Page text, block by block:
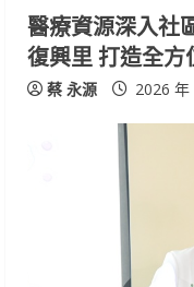
n
g
醫療資源深入社
復興里 打造全
蔡 永源 2026 年